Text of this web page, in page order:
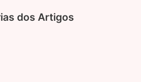
dos Artigos